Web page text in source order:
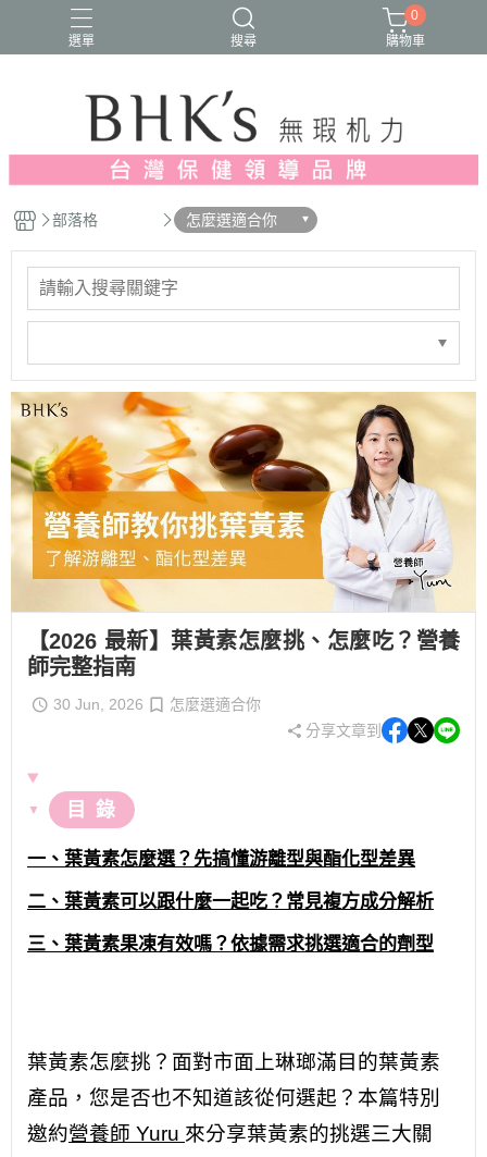
選單 搜尋
人氣推薦 多入優惠 日常維他命
漢方養生
蔓越莓/私密保養
0
購物車
部落格 怎麼選適合你
【2026 最新】葉黃素怎麼挑、怎麼吃？營養
師完整指南
30 Jun, 2026
怎麼選適合你
分享文章到
▼ 目 錄
一、葉黃素怎麼選？先搞懂游離型與酯化型差異
二、葉黃素可以跟什麼一起吃？常見複方成分解析
三、葉黃素果凍有效嗎？依據需求挑選適合的劑型
葉黃素怎麼挑？面對市面上琳瑯滿目的葉黃素
產品，您是否也不知道該從何選起？本篇特別
邀約營養師 Yuru 來分享葉黃素的挑選三大關